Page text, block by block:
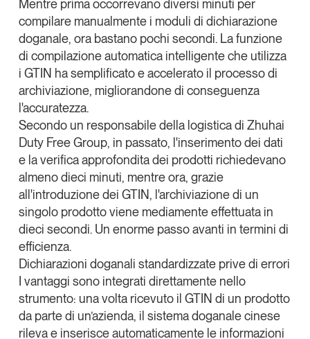
Mentre prima occorrevano diversi minuti per
compilare manualmente i moduli di dichiarazione
doganale, ora bastano pochi secondi. La funzione
di compilazione automatica intelligente che utilizza
i GTIN ha semplificato e accelerato il processo di
archiviazione, migliorandone di conseguenza
l'accuratezza.
Secondo un responsabile della logistica di Zhuhai
Duty Free Group, in passato, l'inserimento dei dati
e la verifica approfondita dei prodotti richiedevano
almeno dieci minuti, mentre ora, grazie
all'introduzione dei GTIN, l'archiviazione di un
singolo prodotto viene mediamente effettuata in
dieci secondi. Un enorme passo avanti in termini di
efficienza.
Dichiarazioni doganali standardizzate prive di errori
I vantaggi sono integrati direttamente nello
strumento: una volta ricevuto il GTIN di un prodotto
da parte di un’azienda, il sistema doganale cinese
rileva e inserisce automaticamente le informazioni